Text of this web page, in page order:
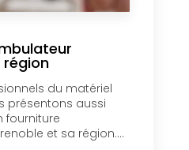
région
du matériel
présentons aussi
fourniture
et sa région....